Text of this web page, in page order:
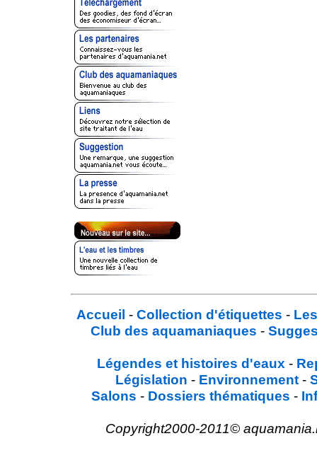
Accueil - Collection d'étiquettes -
Club des aquamaniaques -
Légendes et histoires d'eaux -
Législation - Environnement -
Salons - Dossiers thématiques -
Copyright2000-2011©